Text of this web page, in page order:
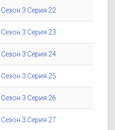
3 Серия 22
3 Серия 23
3 Серия 24
3 Серия 25
3 Серия 26
3 Серия 27